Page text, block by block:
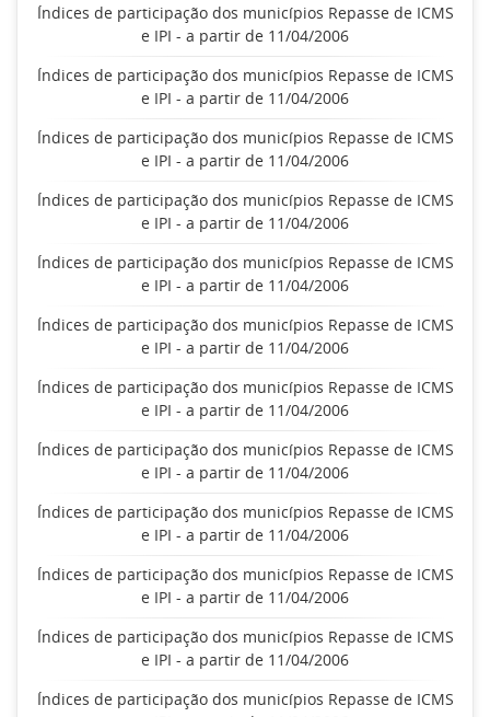
Índices de participação dos municípios Repasse de ICMS
e IPI - a partir de 11/04/2006
Índices de participação dos municípios Repasse de ICMS
e IPI - a partir de 11/04/2006
Índices de participação dos municípios Repasse de ICMS
e IPI - a partir de 11/04/2006
Índices de participação dos municípios Repasse de ICMS
e IPI - a partir de 11/04/2006
Índices de participação dos municípios Repasse de ICMS
e IPI - a partir de 11/04/2006
Índices de participação dos municípios Repasse de ICMS
e IPI - a partir de 11/04/2006
Índices de participação dos municípios Repasse de ICMS
e IPI - a partir de 11/04/2006
Índices de participação dos municípios Repasse de ICMS
e IPI - a partir de 11/04/2006
Índices de participação dos municípios Repasse de ICMS
e IPI - a partir de 11/04/2006
Índices de participação dos municípios Repasse de ICMS
e IPI - a partir de 11/04/2006
Índices de participação dos municípios Repasse de ICMS
e IPI - a partir de 11/04/2006
Índices de participação dos municípios Repasse de ICMS